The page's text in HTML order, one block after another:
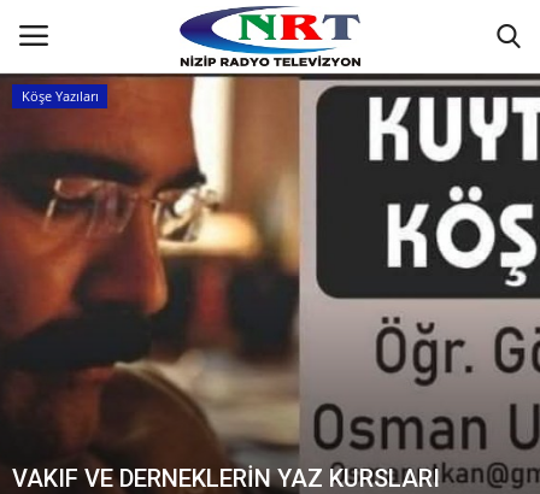
GÜNDEM
Asayiş
Yaşam
Köşe Yazıları
VAKIF VE DERNEKLERİN YAZ KURSLARI